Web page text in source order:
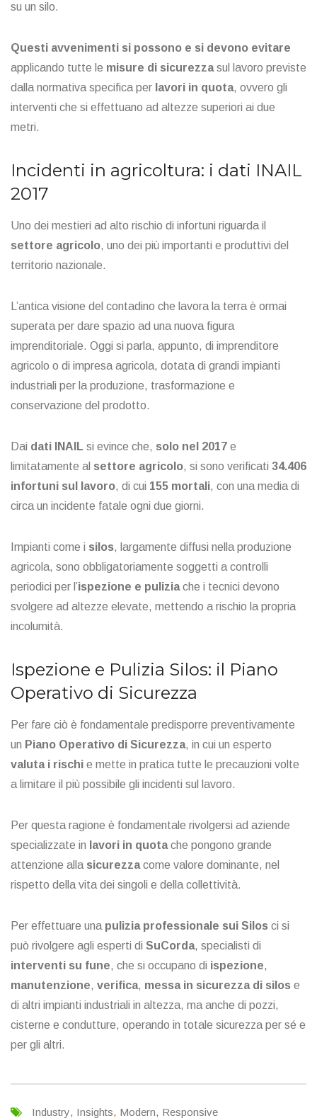
su un silo.
Questi avvenimenti si possono e si devono evitare
applicando tutte le misure di sicurezzasul lavoro previste
dalla normativa specifica per lavori in quota, ovvero gli
interventi che si effettuano ad altezze superiori ai due
metri.
Incidenti in agricoltura: i dati INAIL
2017
Uno dei mestieri ad alto rischio di infortuni riguarda il
settore agricolo, uno dei più importanti e produttivi del
territorio nazionale.
L’antica visione del contadino che lavora la terra è ormai
superata per dare spazio ad una nuova figura
imprenditoriale. Oggi si parla, appunto, di imprenditore
agricolo o di impresa agricola, dotata di grandi impianti
industriali per la produzione, trasformazione e
conservazione del prodotto.
Dai dati INAIL si evince che, solo nel 2017 e
limitatamente al settore agricolo, si sono verificati 34.406
infortuni sul lavoro, di cui 155 mortali, con una media di
circa un incidente fatale ogni due giorni.
Impianti come i silos, largamente diffusi nella produzione
agricola, sono obbligatoriamente soggetti a controlli
periodici per l’ispezione e puliziache i tecnici devono
svolgere ad altezze elevate, mettendo a rischio la propria
incolumità.
Ispezione e Pulizia Silos: il Piano
Operativo di Sicurezza
Per fare ciò è fondamentale predisporre preventivamente
un Piano Operativo di Sicurezza, in cui un esperto
valuta i rischi e mette in pratica tutte le precauzioni volte
a limitare il più possibile gli incidenti sul lavoro.
Per questa ragione è fondamentale rivolgersi ad aziende
specializzate in lavori in quotache pongono grande
attenzione alla sicurezzacome valore dominante, nel
rispetto della vita dei singoli e della collettività.
Per effettuare una pulizia professionale sui Silos ci si
può rivolgere agli esperti di SuCorda, specialisti di
interventi su fune, che si occupano di ispezione,
manutenzione, verifica, messa in sicurezza di silos e
di altri impianti industriali in altezza, ma anche di pozzi,
cisterne e condutture, operando in totale sicurezza per sé e
per gli altri.
Industry, Insights, Modern, Responsive